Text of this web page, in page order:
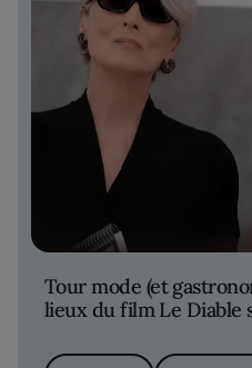
Tour mode (et
lieux du film Le Diable